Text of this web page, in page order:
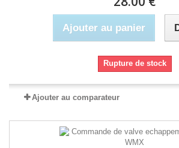
Ajouter au panier
Rupture de stock
Ajouter au comparateur